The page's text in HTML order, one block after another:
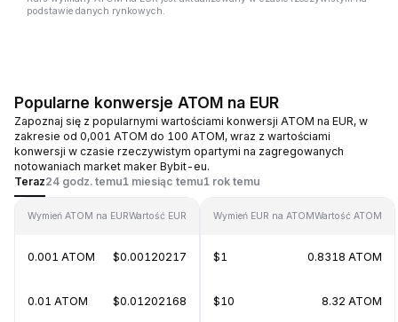
podstawie danych rynkowych.
Popularne konwersje ATOM na EUR
Zapoznaj się z popularnymi wartościami konwersji ATOM na EUR, w
zakresie od 0,001 ATOM do 100 ATOM, wraz z wartościami
konwersji w czasie rzeczywistym opartymi na zagregowanych
notowaniach market maker Bybit-eu.
Teraz24 godz. temu1 miesiąc temu1 rok temu
Wymień ATOM na EURWartość EUR
0.001 ATOM $0.00120217
0.01 ATOM $0.01202168
Wymień EUR na ATOMWartość ATOM
$1 0.8318 ATOM
$10 8.32 ATOM